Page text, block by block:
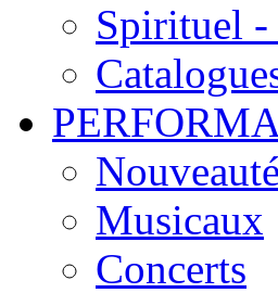
Spirituel
Musicaux
Concerts